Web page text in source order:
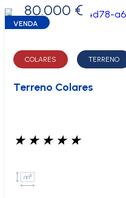
0 €
80.000 €
VENDA
COLARES TERRENO
Terreno Colares
★ ★ ★ ★ ★